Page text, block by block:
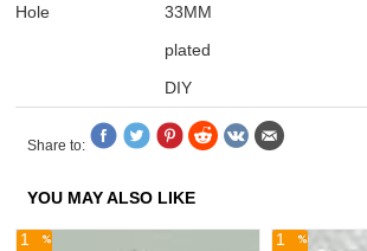
Hole
33MM
plated
DIY
Share to:
YOU MAY ALSO LIKE
1 1